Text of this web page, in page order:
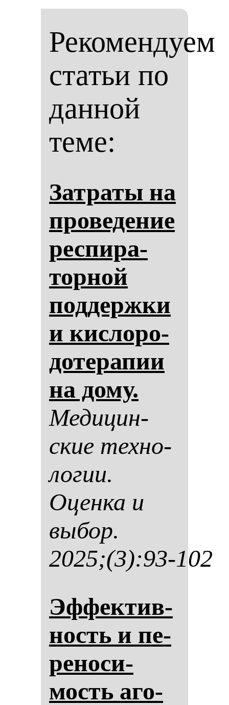
Рекомендуем
статьи по
данной
теме:
Зат­ра­ты на
про­ве­де­ние
рес­пи­ра­
тор­ной
под­дер­жки
и кис­ло­ро­
до­те­ра­пии
на до­му.
Ме­ди­цин­
ские тех­но­
ло­гии.
Оцен­ка и
вы­бор.
2025;(3):93-102
Эф­фек­тив­
ность и пе­
ре­но­си­
мость аго­